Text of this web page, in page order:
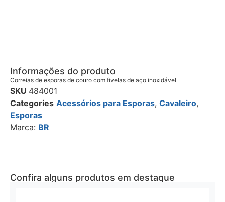
Informações do produto
Correias de esporas de couro com fivelas de aço inoxidável
SKU 484001
Categories Acessórios para Esporas, Cavaleiro,
Esporas
Marca: BR
Confira alguns produtos em destaque